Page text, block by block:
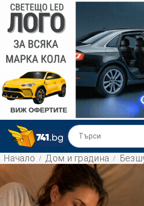
Начало Дом и градина